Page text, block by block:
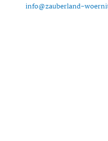
info@zauberland-